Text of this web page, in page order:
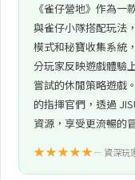
《雀仔營地》作為
與雀仔小隊搭配玩法
模式和秘寶收集系統
分玩家反映遊戲體驗
嘗試的休閒策略遊戲
的指揮官們，透過
資源，享受更流暢的
★★★★★— 資深玩